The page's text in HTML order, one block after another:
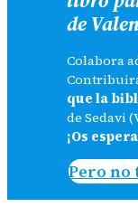
de
Colabora
que la
de Sedavi
¡Os
Pero no